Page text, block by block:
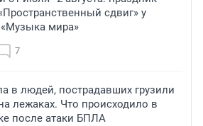
сдвиг» у
мира»
7
в людей, пострадавших грузили
лежаках. Что происходило в
после атаки БПЛА